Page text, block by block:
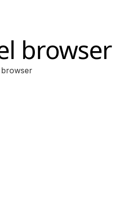
browser
browser